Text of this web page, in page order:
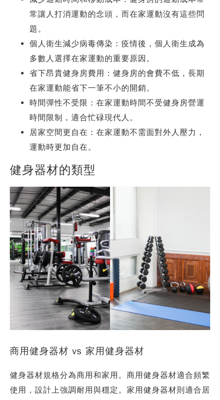
常讓人打消運動的念頭，而在家運動沒有這些問
題。
個人衛生減少病毒傳染：疫情後，個人衛生成為
多數人選擇在家運動的重要原因。
省下昂貴健身房費用：健身房的會費不低，長期
在家運動能省下一筆不小的開銷。
時間彈性不受限：在家運動時間不受健身房營運
時間限制，適合忙碌現代人。
居家空間更自在：在家運動不需面對外人壓力，
運動時更加自在。
健身器材的類型
商用健身器材 vs 家用健身器材
健身器材規格分為商用和家用。商用健身器材適合頻繁
使用，設計上強調耐用與穩定。家用健身器材則適合居